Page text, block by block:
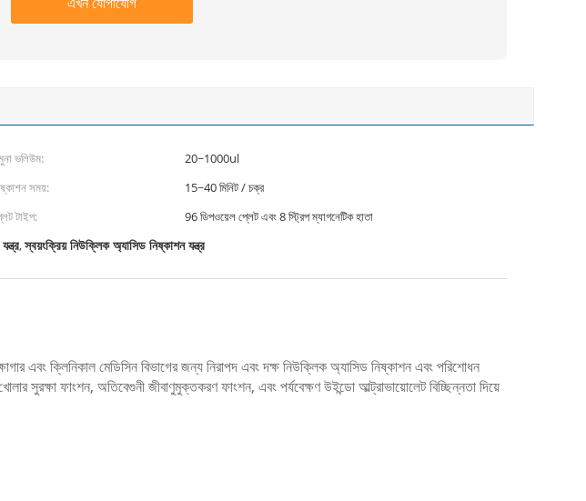
ভলিউম:
20~1000ul
সময়:
15~40 মিনিট / চক্র
টাইপ:
96 ডিপওয়েল প্লেট এবং 8 স্ট্রিপ ম্যাগনেটিক হাতা
,স্বয়ংক্রিয় নিউক্লিক অ্যাসিড নিষ্কাশন যন্ত্র
এবং ক্লিনিকাল মেডিসিন বিভাগের জন্য নিরাপদ এবং দক্ষ নিউক্লিক অ্যাসিড নিষ্কাশন এবং পরিশোধন
সুরক্ষা ফাংশন, অতিবেগুনী জীবাণুমুক্তকরণ ফাংশন, এবং পর্যবেক্ষণ উইন্ডো আল্ট্রাভায়োলেট বিচ্ছিন্নতা দিয়ে